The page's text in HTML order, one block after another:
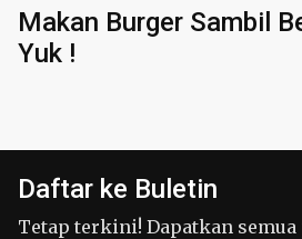
Makan Burger Sambil
Yuk !
Daftar ke Buletin
Tetap terkini! Dapatkan